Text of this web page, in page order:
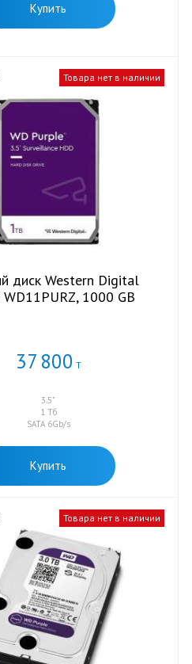
Купить
Товара нет в наличии
диск Western Digital
WD11PURZ, 1000 GB
37 800 Т
3.5"
1 Тб
SATA 6Gb/s
Купить
Товара нет в наличии